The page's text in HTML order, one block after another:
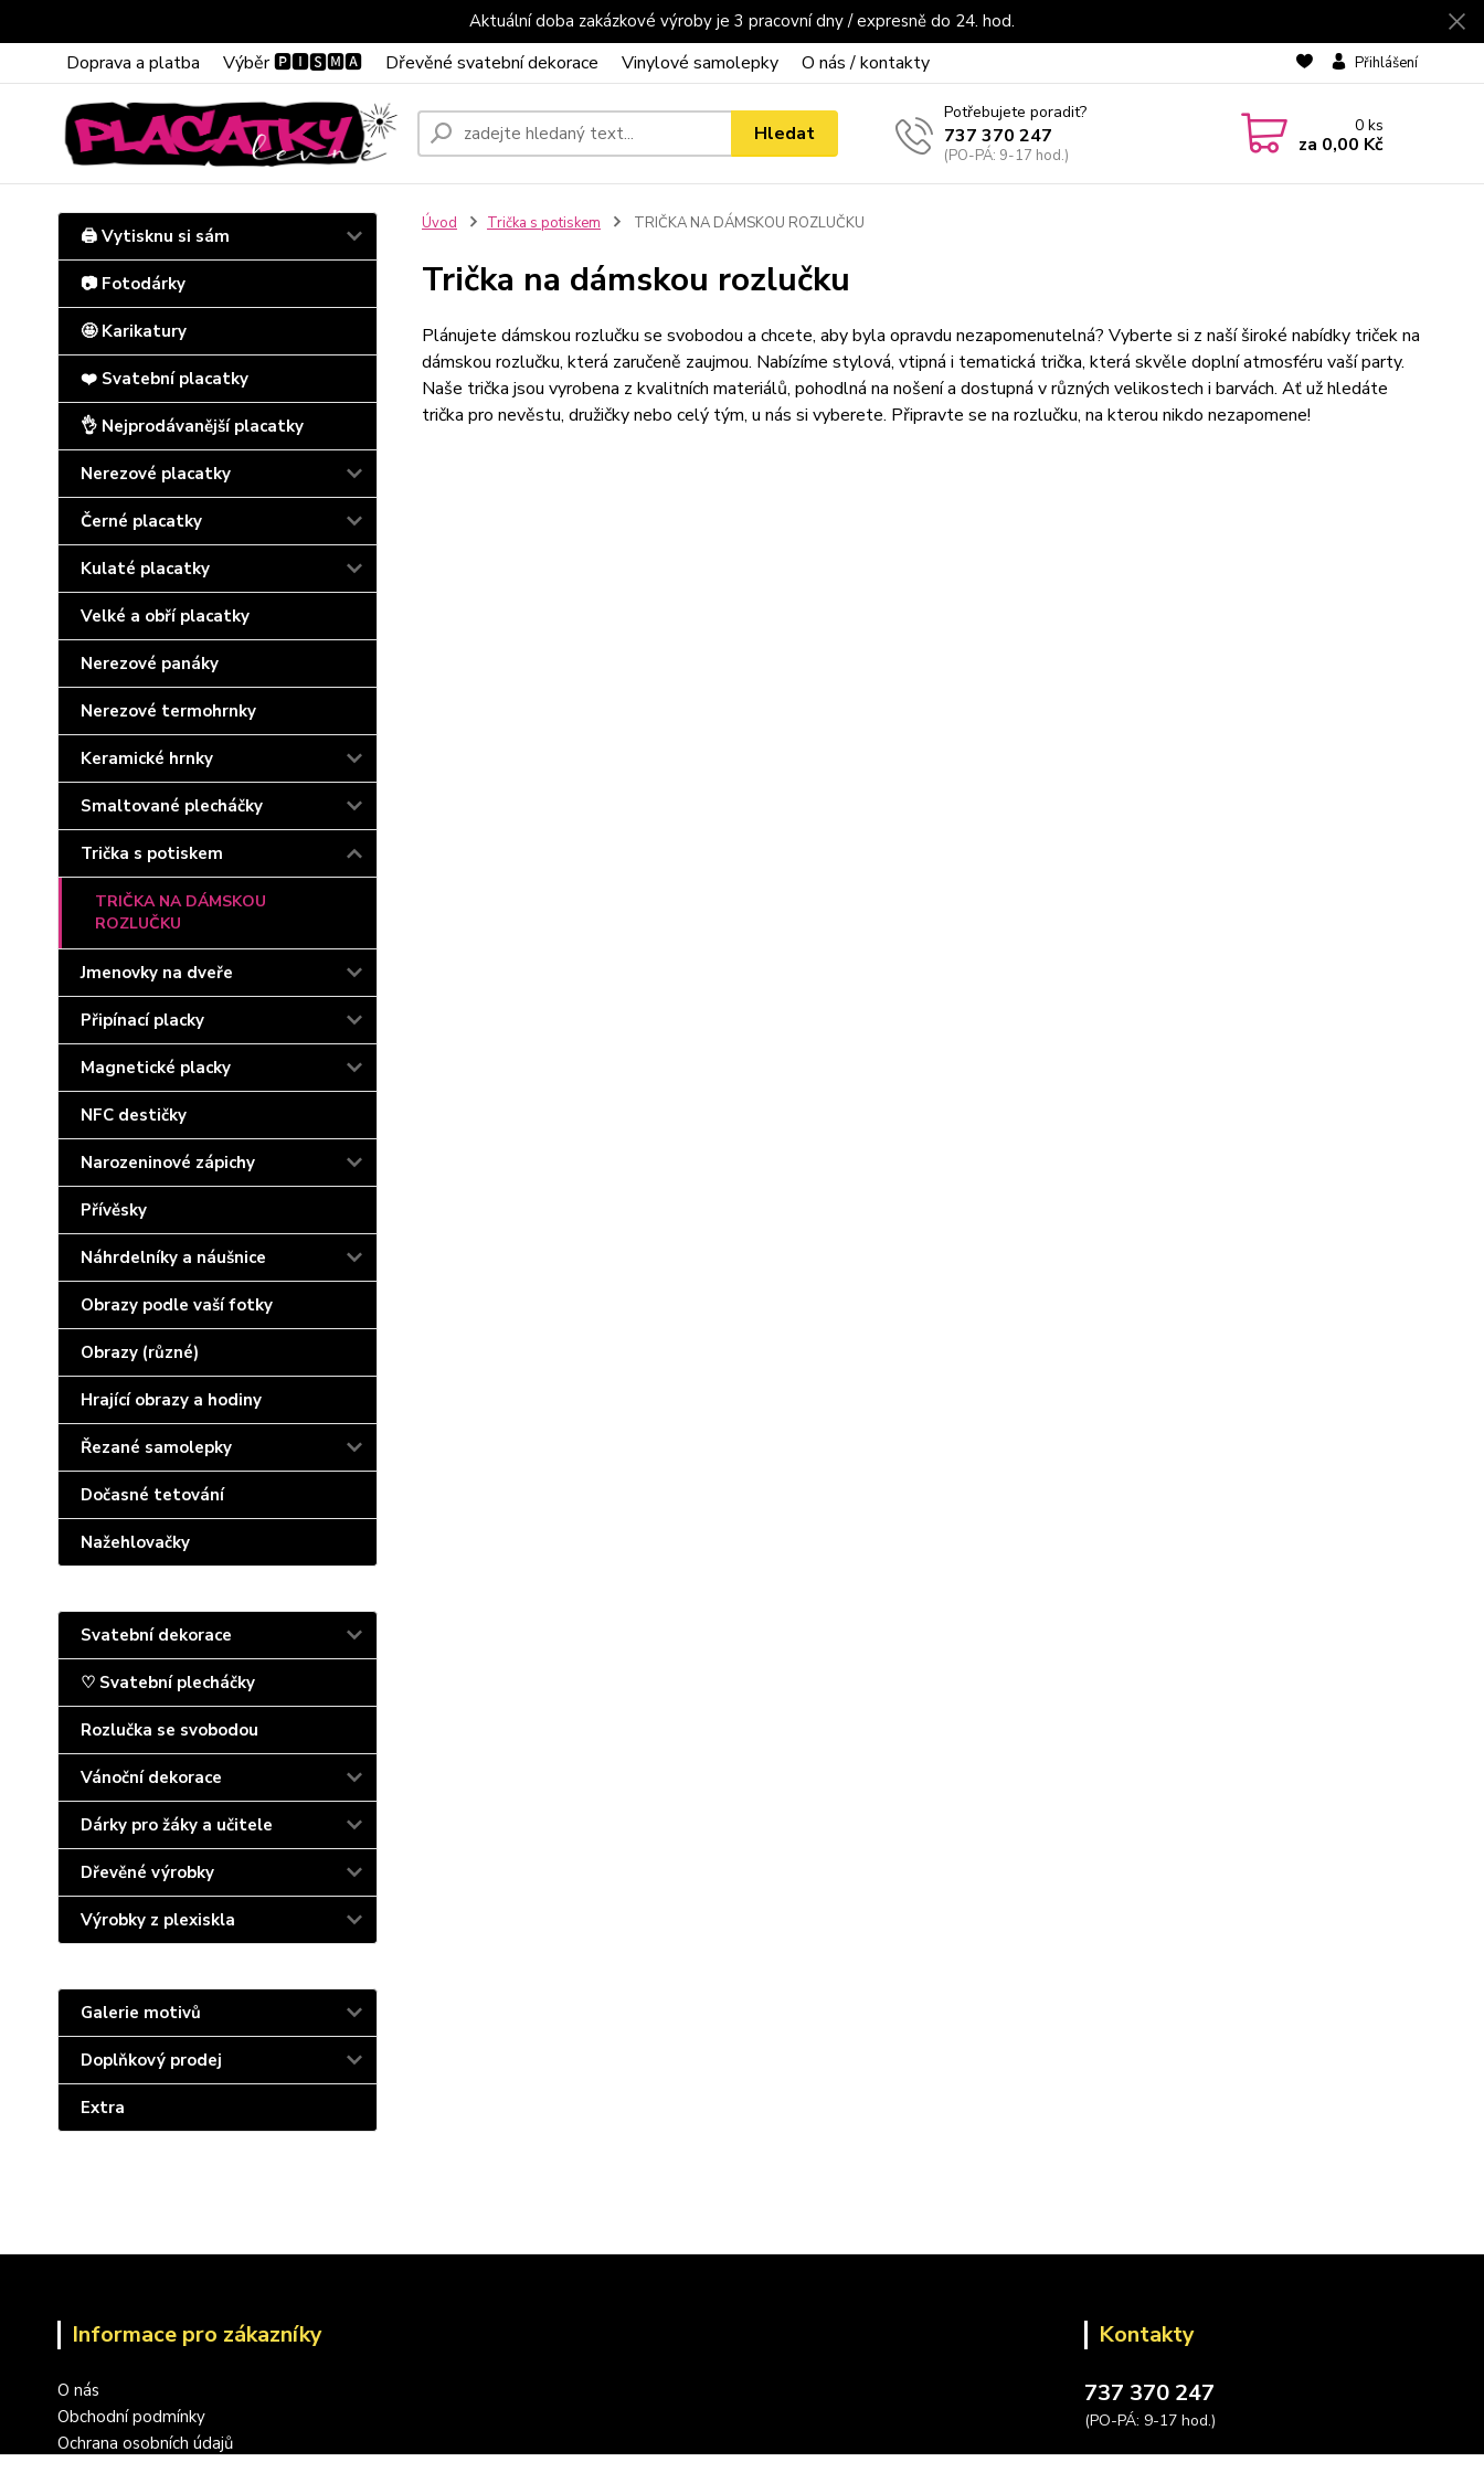
Aktuální doba zakázkové výroby je 3 pracovní dny / expresně do 24. hod.
Doprava a platba Výběr 🅿🅸🆂🅼🅰 Dřevěné svatební dekorace Vinylové samolepky O nás / kontakty Přihlášení
Hledat
Potřebujete poradit?
737 370 247
(PO-PÁ: 9-17 hod.)
0ks
za 0,00 Kč
🖨️ Vytisknu si sám
📷 Fotodárky
🤩 Karikatury
❤️ Svatební placatky
👌 Nejprodávanější placatky
Nerezové placatky
Černé placatky
Kulaté placatky
Velké a obří placatky
Nerezové panáky
Nerezové termohrnky
Keramické hrnky
Smaltované plecháčky
Trička s potiskem
TRIČKA NA DÁMSKOU
ROZLUČKU
Jmenovky na dveře
Připínací placky
Magnetické placky
NFC destičky
Narozeninové zápichy
Přívěsky
Náhrdelníky a náušnice
Obrazy podle vaší fotky
Obrazy (různé)
Hrající obrazy a hodiny
Řezané samolepky
Dočasné tetování
Nažehlovačky
Svatební dekorace
♡ Svatební plecháčky
Rozlučka se svobodou
Vánoční dekorace
Dárky pro žáky a učitele
Dřevěné výrobky
Výrobky z plexiskla
Galerie motivů
Doplňkový prodej
Extra
Úvod Trička s potiskem TRIČKA NA DÁMSKOU ROZLUČKU
Trička na dámskou rozlučku
Plánujete dámskou rozlučku se svobodou a chcete, aby byla opravdu nezapomenutelná? Vyberte si z naší široké nabídky triček na
dámskou rozlučku, která zaručeně zaujmou. Nabízíme stylová, vtipná i tematická trička, která skvěle doplní atmosféru vaší party.
Naše trička jsou vyrobena z kvalitních materiálů, pohodlná na nošení a dostupná v různých velikostech i barvách. Ať už hledáte
trička pro nevěstu, družičky nebo celý tým, u nás si vyberete. Připravte se na rozlučku, na kterou nikdo nezapomene!
Informace pro zákazníky
O nás
Obchodní podmínky
Ochrana osobních údajů
Kontakty
737 370 247
(PO-PÁ: 9-17 hod.)